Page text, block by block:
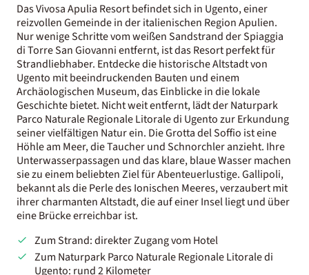
Das Vivosa Apulia Resort befindet sich in Ugento, einer
reizvollen Gemeinde in der italienischen Region Apulien.
Nur wenige Schritte vom weißen Sandstrand der Spiaggia
di Torre San Giovanni entfernt, ist das Resort perfekt für
Strandliebhaber. Entdecke die historische Altstadt von
Ugento mit beeindruckenden Bauten und einem
Archäologischen Museum, das Einblicke in die lokale
Geschichte bietet. Nicht weit entfernt, lädt der Naturpark
Parco Naturale Regionale Litorale di Ugento zur Erkundung
seiner vielfältigen Natur ein. Die Grotta del Soffio ist eine
Höhle am Meer, die Taucher und Schnorchler anzieht. Ihre
Unterwasserpassagen und das klare, blaue Wasser machen
sie zu einem beliebten Ziel für Abenteuerlustige. Gallipoli,
bekannt als die Perle des Ionischen Meeres, verzaubert mit
ihrer charmanten Altstadt, die auf einer Insel liegt und über
eine Brücke erreichbar ist.
Zum Strand: direkter Zugang vom Hotel
Zum Naturpark Parco Naturale Regionale Litorale di
Ugento: rund 2 Kilometer